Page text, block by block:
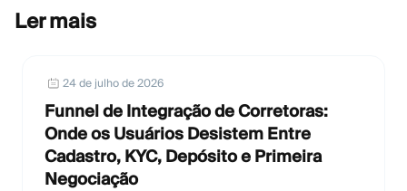
Ler mais
24 de julho de 2026
Funnel de Integração de Corretoras:
Onde os Usuários Desistem Entre
Cadastro, KYC, Depósito e Primeira
Negociação